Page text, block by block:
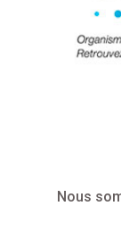
Nous